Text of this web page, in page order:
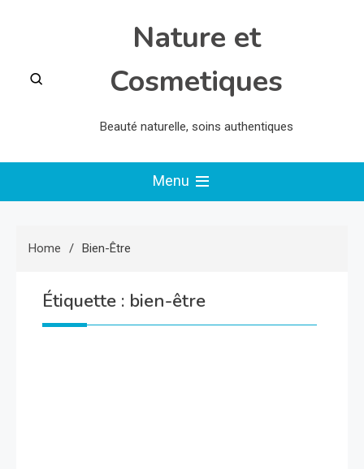
Nature et
Cosmetiques
Beauté naturelle, soins authentiques
Menu
Home Bien-Être
Étiquette : bien-être